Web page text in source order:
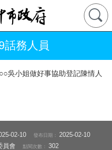
話務人員
吳小姐做好事協助登記陳情人
02-10 發布日期： 2025-02-10
員會 點閱次數：302